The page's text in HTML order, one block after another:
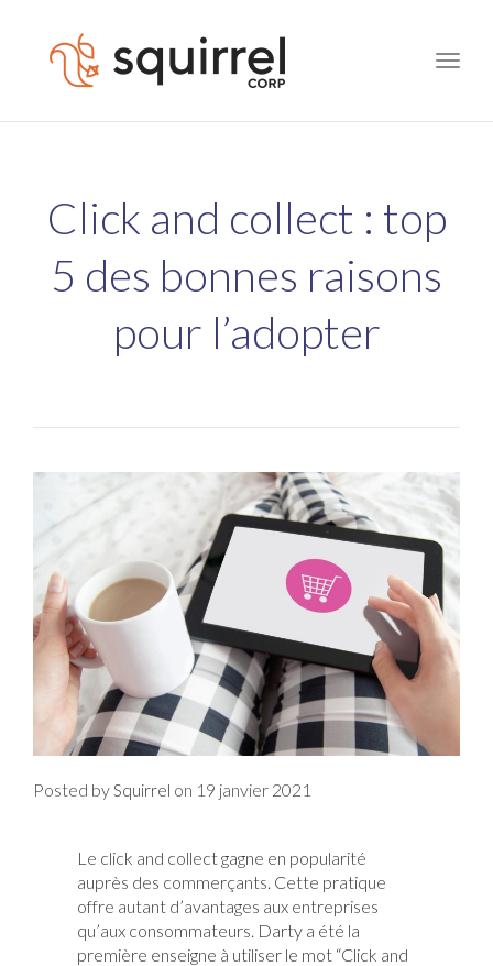
Toggle
Click and collect : top
5 des bonnes raisons
pour l’adopter
Posted bySquirrel on 19 janvier 2021
Le click and collect gagne en popularité
auprès des commerçants. Cette pratique
offre autant d’avantages aux entreprises
qu’aux consommateurs. Darty a été la
première enseigne à utiliser le mot “Click and